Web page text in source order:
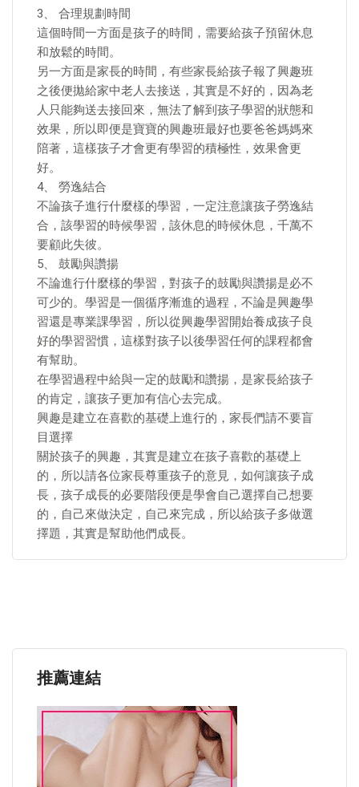
3、 合理規劃時間
這個時間一方面是孩子的時間，需要給孩子預留休息
和放鬆的時間。
另一方面是家長的時間，有些家長給孩子報了興趣班
之後便拋給家中老人去接送，其實是不好的，因為老
人只能夠送去接回來，無法了解到孩子學習的狀態和
效果，所以即便是寶寶的興趣班最好也要爸爸媽媽來
陪著，這樣孩子才會更有學習的積極性，效果會更
好。
4、 勞逸結合
不論孩子進行什麼樣的學習，一定注意讓孩子勞逸結
合，該學習的時候學習，該休息的時候休息，千萬不
要顧此失彼。
5、 鼓勵與讚揚
不論進行什麼樣的學習，對孩子的鼓勵與讚揚是必不
可少的。學習是一個循序漸進的過程，不論是興趣學
習還是專業課學習，所以從興趣學習開始養成孩子良
好的學習習慣，這樣對孩子以後學習任何的課程都會
有幫助。
在學習過程中給與一定的鼓勵和讚揚，是家長給孩子
的肯定，讓孩子更加有信心去完成。
興趣是建立在喜歡的基礎上進行的，家長們請不要盲
目選擇
關於孩子的興趣，其實是建立在孩子喜歡的基礎上
的，所以請各位家長尊重孩子的意見，如何讓孩子成
長，孩子成長的必要階段便是學會自己選擇自己想要
的，自己來做決定，自己來完成，所以給孩子多做選
擇題，其實是幫助他們成長。
推薦連結